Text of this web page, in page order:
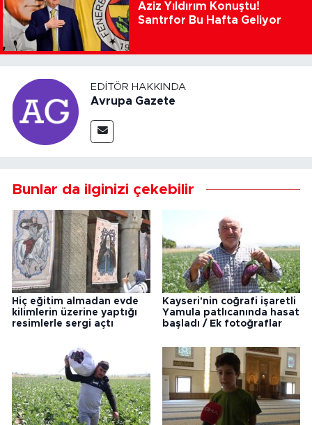
Aziz Yıldırım Konuştu!
Santrfor Bu Hafta Geliyor
EDITÖR HAKKINDA
Avrupa Gazete
Bunlar da ilginizi çekebilir
Hiç eğitim almadan evde
kilimlerin üzerine yaptığı
resimlerle sergi açtı
Kayseri'nin coğrafi işaretli
Yamula patlıcanında hasat
başladı / Ek fotoğraflar